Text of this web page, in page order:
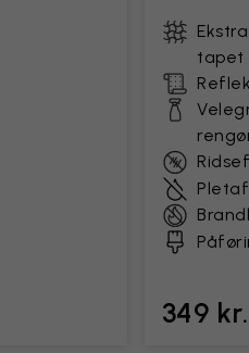
tapet
349